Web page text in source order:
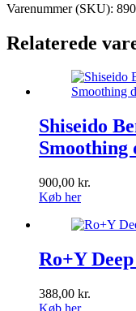
Varenummer (SKU):
Relaterede
Shiseido
Smoothing
900,00 kr.
Køb her
Ro+Y
388,00 kr.
Køb her